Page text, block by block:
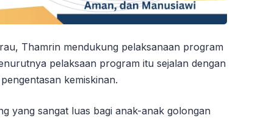
Thamrin mendukung pelaksanaan program
pelaksaan program itu sejalan dengan
kemiskinan.
yang sangat luas bagi anak-anak golongan